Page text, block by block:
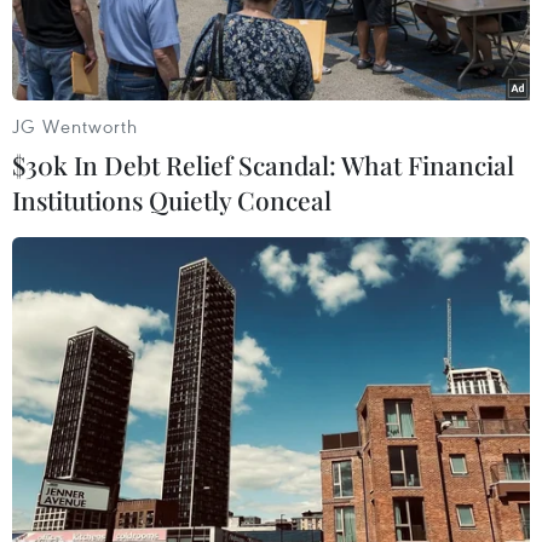
Ông Ri Yong-ho, Bộ trưởng Ngoại giao đường như đã bị thay
thế của Triều Tiên. (Nguồn: Reuters)
Tờ NK News có trụ sở tại Seoul dẫn các nguồn
tin tại Triều Tiên cho biết nước này đã thông
báo cho các đại sứ nước ngoài tại Bình Nhưỡng
về quyết định gần đây bổ nhiệm ông Ri Son-
gwon, Chủ tịch Ủy ban Thống nhất đất nước hòa
bình, làm Bộ trưởng Ngoại giao mới thay ông Ri
JG Wentworth
$30k In Debt Relief Scandal: What Financial
Institutions Quietly Conceal